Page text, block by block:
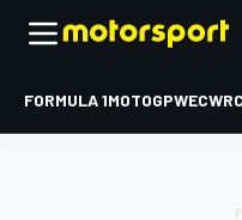
FORMULA 1MOTOGPWECWRC